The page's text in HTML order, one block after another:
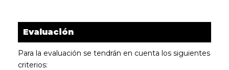
Evaluación
Para la evaluación se tendrán en cuenta los siguientes
criterios: